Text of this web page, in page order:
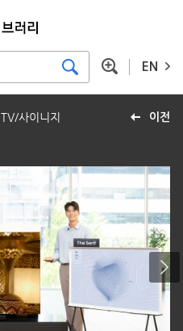
EN
이전
| TV/사이니지